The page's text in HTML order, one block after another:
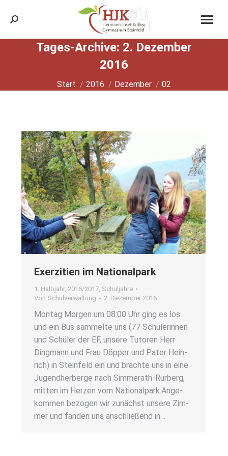
Search:
Tages-Archive: 2. Dezember
2016
Sie befinden sich hier:
Start 2016 Dezember 02
Exer­zi­ti­en im Natio­nal­park
1. Halbjahr, 2016/2017, Schuljahre
Von Schulverwaltung 2. Dezember 2016
Mon­tag Mor­gen um 08:00 Uhr ging es los
und ein Bus sam­mel­te uns (77 Schü­le­rin­nen
und Schü­ler der EF, unse­re Tuto­ren Herr
Ding­mann und Frau Döp­per und Pater Hein­
rich) in Stein­feld ein und brach­te uns in eine
Jugend­her­ber­ge nach Sim­­mer­ath-Rur­­berg,
mit­ten im Her­zen vom Natio­nal­park.Ange­
kom­men bezo­gen wir zunächst unse­re Zim­
mer und fan­den uns anschlie­ßend in…